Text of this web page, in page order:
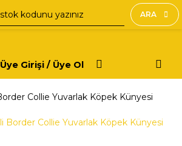
ARA
Üye Girişi / Üye Ol